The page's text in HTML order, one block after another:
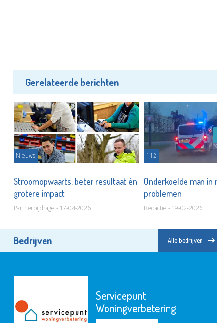
Gerelateerde berichten
Nieuws
Stroomopwaarts: beter resultaat én
grotere impact
Partnerbijdrage - 17-04-2026
112
Onderkoelde man in
problemen
Redactie - 19-02-2026
Bedrijven Alle bedrijven
Servicepunt
Woningverbetering